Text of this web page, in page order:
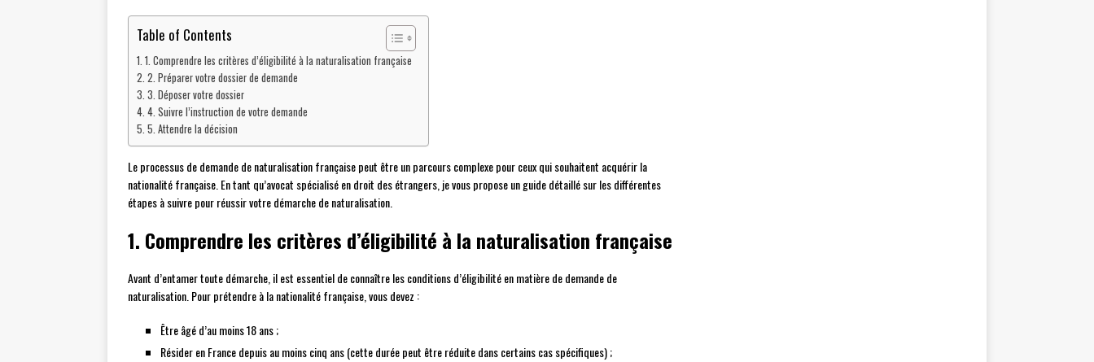
Table of Contents
1. Comprendre les critères d’éligibilité à la naturalisation française
2. Préparer votre dossier de demande
3. Déposer votre dossier
4. Suivre l’instruction de votre demande
5. Attendre la décision
Le processus de demande de naturalisation française peut être un parcours complexe pour ceux qui souhaitent acquérir la
nationalité française. En tant qu’avocat spécialisé en droit des étrangers, je vous propose un guide détaillé sur les différentes
étapes à suivre pour réussir votre démarche de naturalisation.
1. Comprendre les critères d’éligibilité à la naturalisation française
Avant d’entamer toute démarche, il est essentiel de connaître les conditions d’éligibilité en matière de demande de
naturalisation. Pour prétendre à la nationalité française, vous devez :
Être âgé d’au moins 18 ans ;
Résider en France depuis au moins cinq ans (cette durée peut être réduite dans certains cas spécifiques) ;